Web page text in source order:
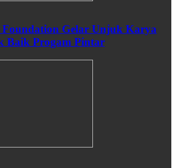
Foundation Gelar Unjuk Karya
Baik Progam Pintar